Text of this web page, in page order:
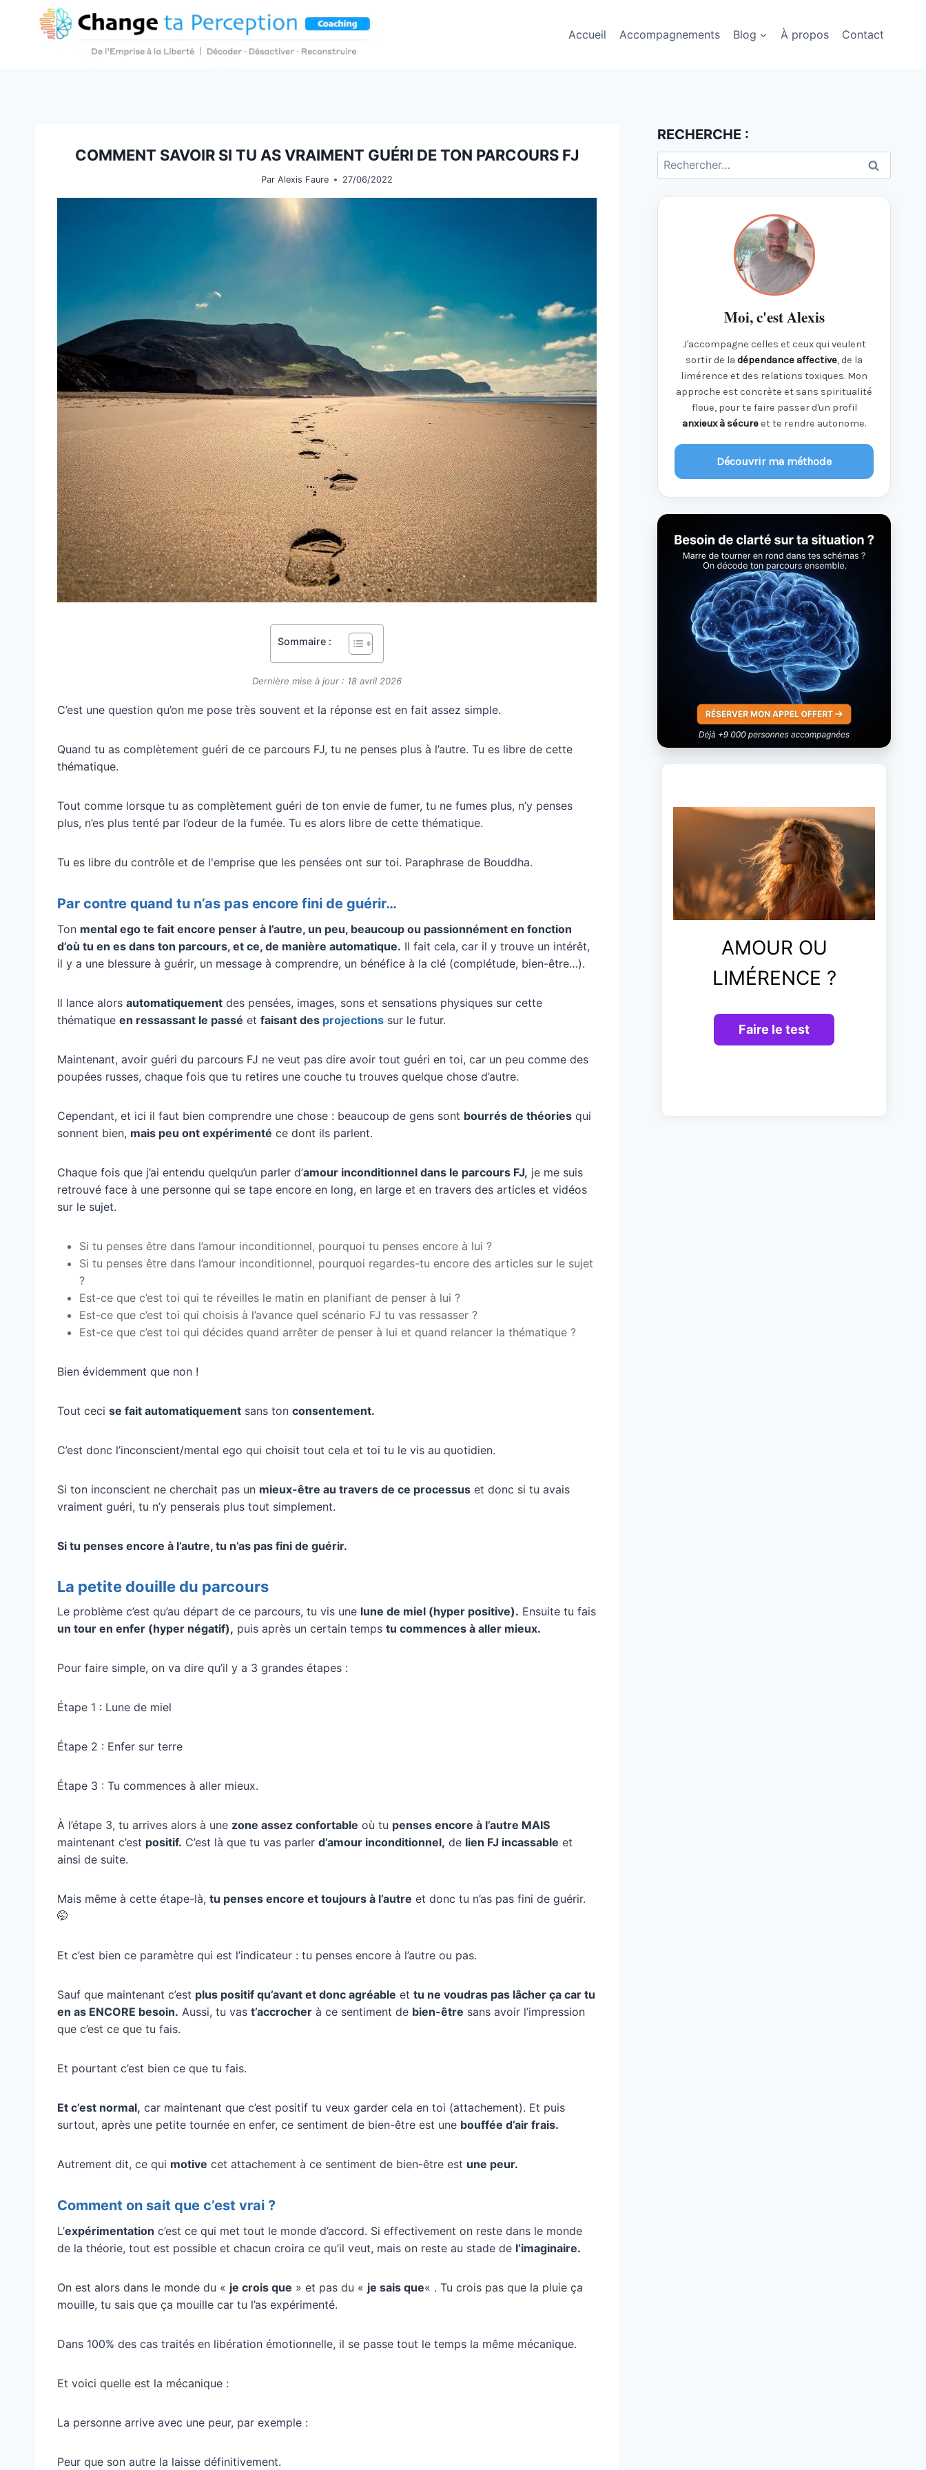
Accueil Accompagnements Blog À propos Contact
COMMENT SAVOIR SI TU AS VRAIMENT GUÉRI DE TON PARCOURS FJ
Par Alexis Faure 27/06/2022
Sommaire :
Dernière mise à jour : 18 avril 2026
C’est une question qu’on me pose très souvent et la réponse est en fait assez simple.
Quand tu as complètement guéri de ce parcours FJ, tu ne penses plus à l’autre. Tu es libre de cette
thématique.
Tout comme lorsque tu as complètement guéri de ton envie de fumer, tu ne fumes plus, n’y penses
plus, n’es plus tenté par l’odeur de la fumée. Tu es alors libre de cette thématique.
Tu es libre du contrôle et de l'emprise que les pensées ont sur toi. Paraphrase de Bouddha.
Par contre quand tu n’as pas encore fini de guérir…
Ton mental ego te fait encore penser à l’autre, un peu, beaucoup ou passionnément en fonction
d’où tu en es dans ton parcours, et ce, de manière automatique. Il fait cela, car il y trouve un intérêt,
il y a une blessure à guérir, un message à comprendre, un bénéfice à la clé (complétude, bien-être…).
Il lance alors automatiquement des pensées, images, sons et sensations physiques sur cette
thématique en ressassant le passé et faisant des projections sur le futur.
Maintenant, avoir guéri du parcours FJ ne veut pas dire avoir tout guéri en toi, car un peu comme des
poupées russes, chaque fois que tu retires une couche tu trouves quelque chose d’autre.
Cependant, et ici il faut bien comprendre une chose : beaucoup de gens sont bourrés de théories qui
sonnent bien, mais peu ont expérimenté ce dont ils parlent.
Chaque fois que j’ai entendu quelqu’un parler d’amour inconditionnel dans le parcours FJ, je me suis
retrouvé face à une personne qui se tape encore en long, en large et en travers des articles et vidéos
sur le sujet.
Si tu penses être dans l’amour inconditionnel, pourquoi tu penses encore à lui ?
Si tu penses être dans l’amour inconditionnel, pourquoi regardes-tu encore des articles sur le sujet
?
Est-ce que c’est toi qui te réveilles le matin en planifiant de penser à lui ?
Est-ce que c’est toi qui choisis à l’avance quel scénario FJ tu vas ressasser ?
Est-ce que c’est toi qui décides quand arrêter de penser à lui et quand relancer la thématique ?
Bien évidemment que non !
Tout ceci se fait automatiquement sans ton consentement.
C’est donc l’inconscient/mental ego qui choisit tout cela et toi tu le vis au quotidien.
Si ton inconscient ne cherchait pas un mieux-être au travers de ce processus et donc si tu avais
vraiment guéri, tu n’y penserais plus tout simplement.
Si tu penses encore à l’autre, tu n’as pas fini de guérir.
La petite douille du parcours
Le problème c’est qu’au départ de ce parcours, tu vis une lune de miel (hyper positive). Ensuite tu fais
un tour en enfer (hyper négatif), puis après un certain temps tu commences à aller mieux.
Pour faire simple, on va dire qu’il y a 3 grandes étapes :
Étape 1 : Lune de miel
Étape 2 : Enfer sur terre
Étape 3 : Tu commences à aller mieux.
À l’étape 3, tu arrives alors à une zone assez confortable où tu penses encore à l’autre MAIS
maintenant c’est positif. C’est là que tu vas parler d’amour inconditionnel, de lien FJ incassable et
ainsi de suite.
Mais même à cette étape-là, tu penses encore et toujours à l’autre et donc tu n’as pas fini de guérir.
🤭
Et c’est bien ce paramètre qui est l’indicateur : tu penses encore à l’autre ou pas.
Sauf que maintenant c’est plus positif qu’avant et donc agréable et tu ne voudras pas lâcher ça car tu
en as ENCORE besoin. Aussi, tu vas t’accrocher à ce sentiment de bien-être sans avoir l’impression
que c’est ce que tu fais.
Et pourtant c’est bien ce que tu fais.
Et c’est normal, car maintenant que c’est positif tu veux garder cela en toi (attachement). Et puis
surtout, après une petite tournée en enfer, ce sentiment de bien-être est une bouffée d’air frais.
Autrement dit, ce qui motive cet attachement à ce sentiment de bien-être est une peur.
Comment on sait que c’est vrai ?
L’expérimentation c’est ce qui met tout le monde d’accord. Si effectivement on reste dans le monde
de la théorie, tout est possible et chacun croira ce qu’il veut, mais on reste au stade de l’imaginaire.
On est alors dans le monde du « je crois que » et pas du « je sais que« . Tu crois pas que la pluie ça
mouille, tu sais que ça mouille car tu l’as expérimenté.
Dans 100% des cas traités en libération émotionnelle, il se passe tout le temps la même mécanique.
Et voici quelle est la mécanique :
La personne arrive avec une peur, par exemple :
Peur que son autre la laisse définitivement.
RECHERCHE :
Rechercher :
Moi, c'est Alexis
J'accompagne celles et ceux qui veulent
sortir de ladépendance affective, de la
limérence et des relations toxiques. Mon
approche est concrète et sans spiritualité
floue, pour te faire passer d'un profil
anxieux à sécureet te rendre autonome.
Découvrir ma méthode
AMOUR OU
LIMÉRENCE ?